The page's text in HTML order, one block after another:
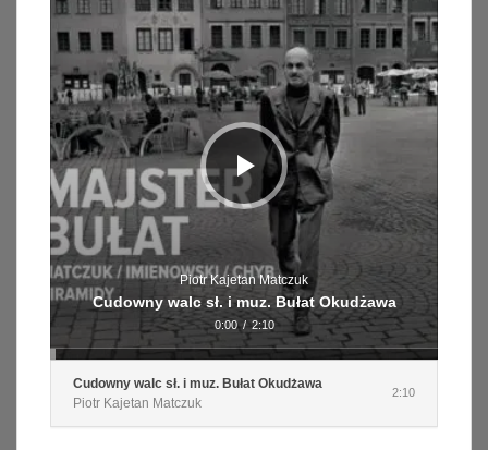
dźwiękowych
Piotr Kajetan Matczuk
Cudowny walc sł. i muz. Bułat Okudżawa
0:00 / 2:10
Cudowny walc sł. i muz. Bułat Okudżawa
Piotr Kajetan Matczuk
2:10